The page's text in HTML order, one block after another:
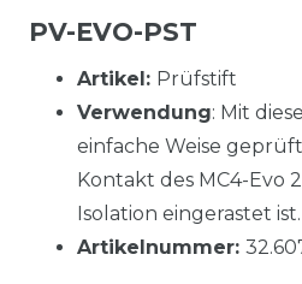
PV-EVO-PST
Artikel: Prüfstift
Verwendung: Mit
einfache Weise
Kontakt des MC4-Evo
Isolation eingerastet ist.
Artikelnummer: